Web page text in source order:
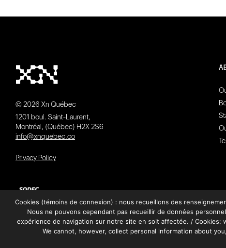
© 2026 Xn Québec
1201 boul. Saint-Laurent,
Montréal, (Québec) H2X 2S6
info@xnquebec.co
Privacy Policy
Cookies (témoins de connexion) : nous recueillons des
Nous ne pouvons cependant pas recueillir de données
expérience de navigation sur notre site en soit affectée. /
We cannot, however, collect personal information about